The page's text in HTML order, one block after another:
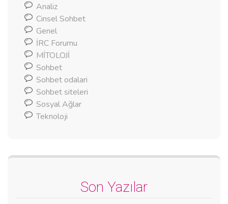
Analiz
Cinsel Sohbet
Genel
İRC Forumu
MİTOLOJİ
Sohbet
Sohbet odalari
Sohbet siteleri
Sosyal Ağlar
Teknoloji
Son Yazılar